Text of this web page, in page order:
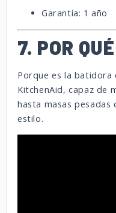
Garantía: 1 año
7. POR
Porque es la batidora
KitchenAid, capaz de
hasta masas
estilo.